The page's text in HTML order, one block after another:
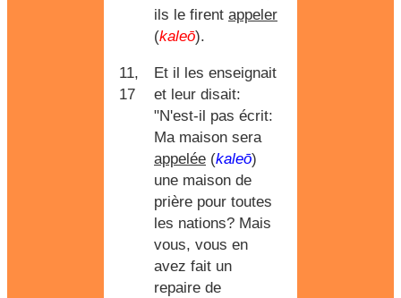
ils le firent appeler
(kaleō).
11,
17
Et il les enseignait
et leur disait:
"N'est-il pas écrit:
Ma maison sera
appelée (kaleō)
une maison de
prière pour toutes
les nations? Mais
vous, vous en
avez fait un
repaire de